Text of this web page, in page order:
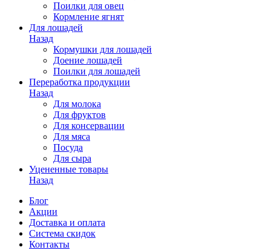
Поилки для овец
Кормление ягнят
Для лошадей
Назад
Кормушки для лошадей
Доение лошадей
Поилки для лошадей
Переработка продукции
Назад
Для молока
Для фруктов
Для консервации
Для мяса
Посуда
Для сыра
Уцененные товары
Назад
Блог
Акции
Доставка и оплата
Система скидок
Контакты